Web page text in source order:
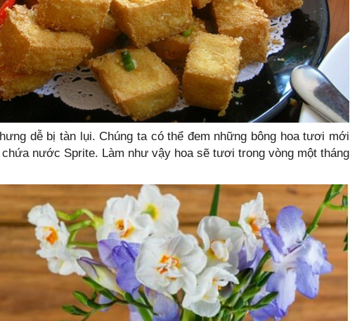
dễ bị tàn lụi. Chúng ta có thể đem những bông hoa tươi mới
nước Sprite. Làm như vậy hoa sẽ tươi trong vòng một tháng